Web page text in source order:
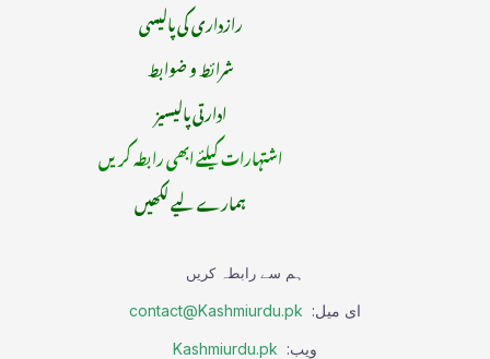
رازداری کی پالیسی
شرائط و ضوابط
ادارتی پالیسیز
اشتہارات کیلئے ابھی رابطہ کریں
ہمارے لیے لکھیں
ہم سے رابطہ کریں
ای میل: contact@Kashmiurdu.pk
ویب: Kashmiurdu.pk